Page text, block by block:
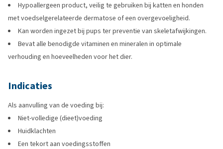
Hypoallergeen product, veilig te gebruiken bij katten en honden
met voedselgerelateerde dermatose of een overgevoeligheid.
Kan worden ingezet bij pups ter preventie van skeletafwijkingen.
Bevat alle benodigde vitaminen en mineralen in optimale
verhouding en hoeveelheden voor het dier.
Indicaties
Als aanvulling van de voeding bij:
Niet-volledige (dieet)voeding
Huidklachten
Een tekort aan voedingsstoffen